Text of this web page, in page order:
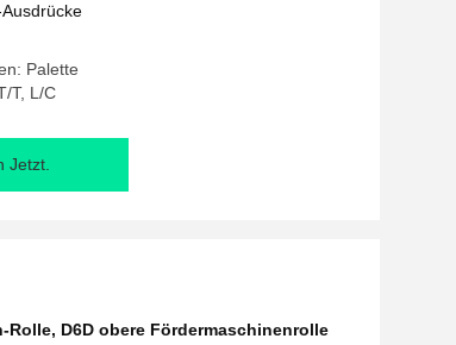
Palette
T, L/C
Jetzt.
Rolle, D6D obere Fördermaschinenrolle